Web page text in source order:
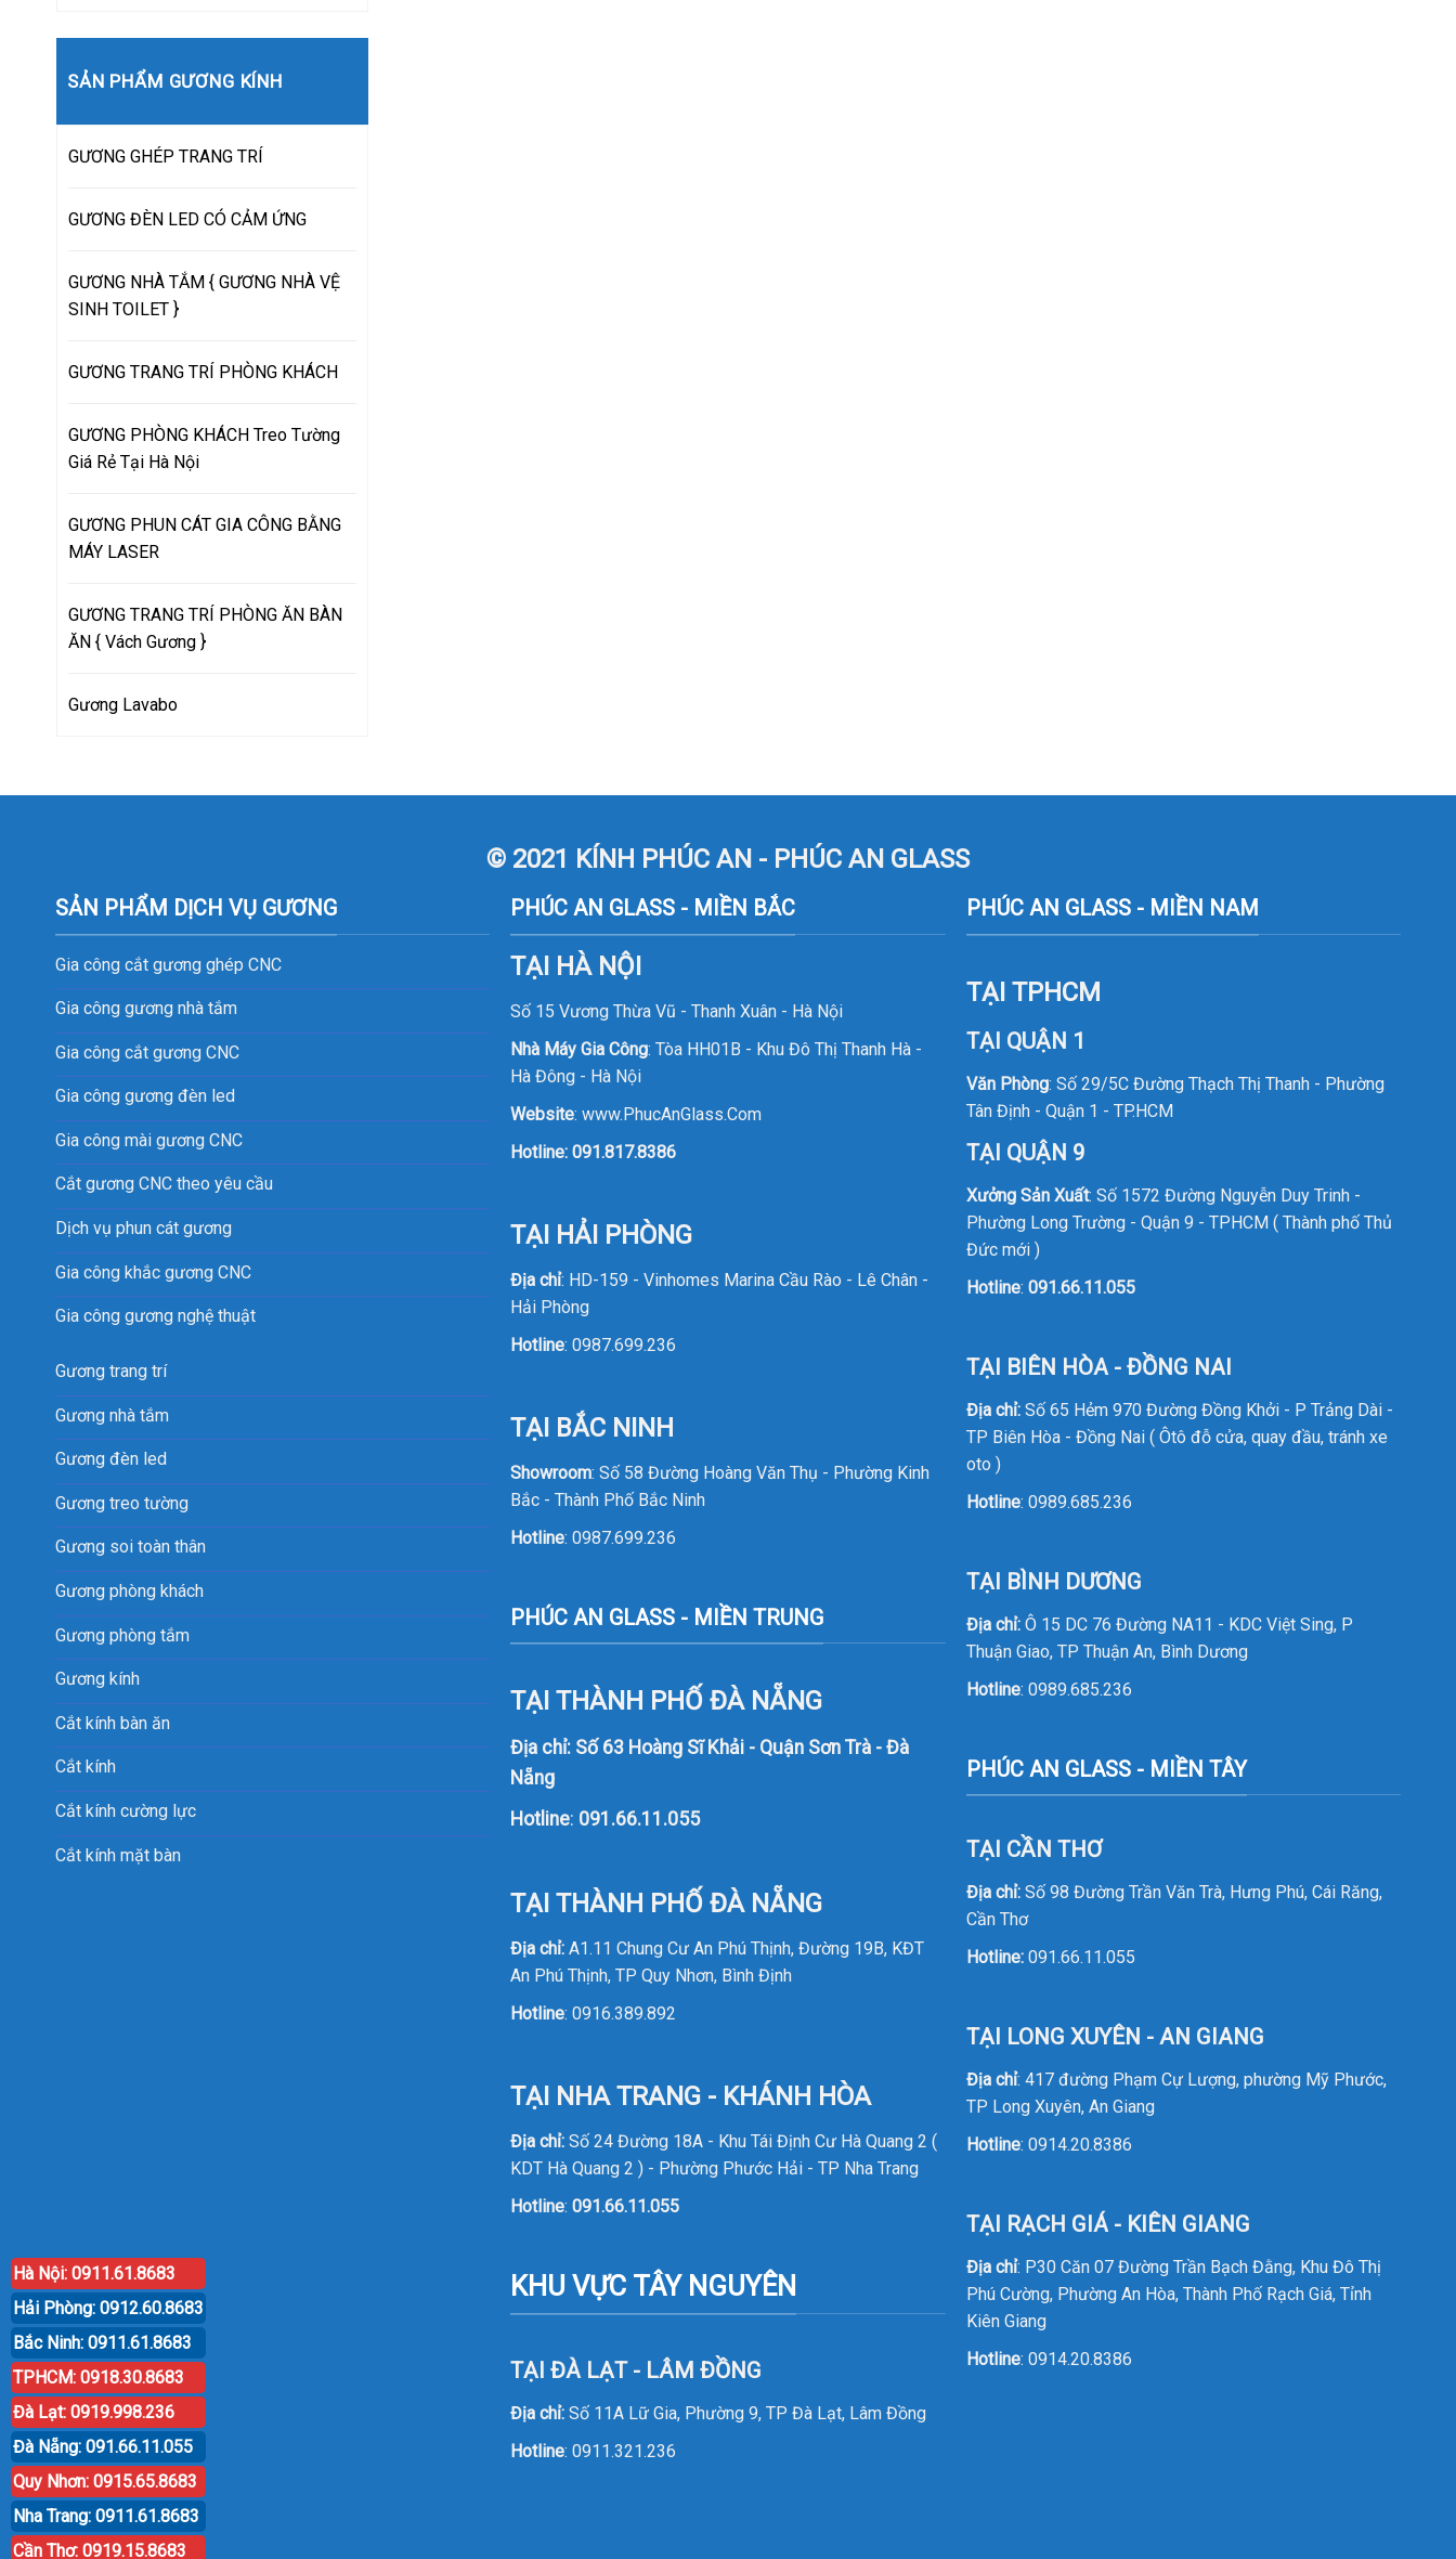
SẢN PHẨM GƯƠNG KÍNH
GƯƠNG GHÉP TRANG TRÍ
GƯƠNG ĐÈN LED CÓ CẢM ỨNG
GƯƠNG NHÀ TẮM { GƯƠNG NHÀ VỆ
SINH TOILET }
GƯƠNG TRANG TRÍ PHÒNG KHÁCH
GƯƠNG PHÒNG KHÁCH Treo Tường
Giá Rẻ Tại Hà Nội
GƯƠNG PHUN CÁT GIA CÔNG BẰNG
MÁY LASER
GƯƠNG TRANG TRÍ PHÒNG ĂN BÀN
ĂN { Vách Gương }
Gương Lavabo
© 2021 KÍNH PHÚC AN - PHÚC AN GLASS
SẢN PHẨM DỊCH VỤ GƯƠNG
Gia công cắt gương ghép CNC
Gia công gương nhà tắm
Gia công cắt gương CNC
Gia công gương đèn led
Gia công mài gương CNC
Cắt gương CNC theo yêu cầu
Dịch vụ phun cát gương
Gia công khắc gương CNC
Gia công gương nghệ thuật
Gương trang trí
Gương nhà tắm
Gương đèn led
Gương treo tường
Gương soi toàn thân
Gương phòng khách
Gương phòng tắm
Gương kính
Cắt kính bàn ăn
Cắt kính
Cắt kính cường lực
Cắt kính mặt bàn
PHÚC AN GLASS - MIỀN BẮC
TẠI HÀ NỘI
Số 15 Vương Thừa Vũ - Thanh Xuân - Hà Nội
Nhà Máy Gia Công: Tòa HH01B - Khu Đô Thị Thanh Hà -
Hà Đông - Hà Nội
Website:www.PhucAnGlass.Com
Hotline:091.817.8386
TẠI HẢI PHÒNG
Địa chỉ: HD-159 - Vinhomes Marina Cầu Rào - Lê Chân -
Hải Phòng
Hotline:0987.699.236
TẠI BẮC NINH
Showroom: Số 58 Đường Hoàng Văn Thụ - Phường Kinh
Bắc - Thành Phố Bắc Ninh
Hotline:0987.699.236
PHÚC AN GLASS - MIỀN TRUNG
TẠI THÀNH PHỐ ĐÀ NẴNG
Địa chỉ: Số 63 Hoàng Sĩ Khải - Quận Sơn Trà - Đà
Nẵng
Hotline: 091.66.11.055
TẠI THÀNH PHỐ ĐÀ NẴNG
Địa chỉ: A1.11 Chung Cư An Phú Thịnh, Đường 19B, KĐT
An Phú Thịnh, TP Quy Nhơn, Bình Định
Hotline:0916.389.892
TẠI NHA TRANG - KHÁNH HÒA
Địa chỉ:Số 24 Đường 18A - Khu Tái Định Cư Hà Quang 2 (
KDT Hà Quang 2 ) - Phường Phước Hải - TP Nha Trang
Hotline:091.66.11.055
KHU VỰC TÂY NGUYÊN
TẠI ĐÀ LẠT - LÂM ĐỒNG
Địa chỉ: Số 11A Lữ Gia, Phường 9, TP Đà Lạt, Lâm Đồng
Hotline:0911.321.236
PHÚC AN GLASS - MIỀN NAM
TẠI TPHCM
TẠI QUẬN 1
Văn Phòng: Số 29/5C Đường Thạch Thị Thanh - Phường
Tân Định - Quận 1 - TP.HCM
TẠI QUẬN 9
Xưởng Sản Xuất: Số 1572 Đường Nguyễn Duy Trinh -
Phường Long Trường - Quận 9 - TPHCM ( Thành phố Thủ
Đức mới )
Hotline:091.66.11.055
TẠI BIÊN HÒA - ĐỒNG NAI
Địa chỉ: Số 65 Hẻm 970 Đường Đồng Khởi - P Trảng Dài -
TP Biên Hòa - Đồng Nai ( Ôtô đỗ cửa, quay đầu, tránh xe
oto )
Hotline:0989.685.236
TẠI BÌNH DƯƠNG
Địa chỉ: Ô 15 DC 76 Đường NA11 - KDC Việt Sing, P
Thuận Giao, TP Thuận An, Bình Dương
Hotline:0989.685.236
PHÚC AN GLASS - MIỀN TÂY
TẠI CẦN THƠ
Địa chỉ: Số 98 Đường Trần Văn Trà, Hưng Phú, Cái Răng,
Cần Thơ
Hotline: 091.66.11.055
TẠI LONG XUYÊN - AN GIANG
Địa chỉ: 417 đường Phạm Cự Lượng, phường Mỹ Phước,
TP Long Xuyên, An Giang
Hotline:0914.20.8386
TẠI RẠCH GIÁ - KIÊN GIANG
Địa chỉ: P30 Căn 07 Đường Trần Bạch Đằng, Khu Đô Thị
Phú Cường, Phường An Hòa, Thành Phố Rạch Giá, Tỉnh
Kiên Giang
Hotline:0914.20.8386
Hà Nội: 0911.61.8683
Hải Phòng: 0912.60.8683
Bắc Ninh: 0911.61.8683
TPHCM: 0918.30.8683
Đà Lạt: 0919.998.236
Đà Nẵng: 091.66.11.055
Quy Nhơn: 0915.65.8683
Nha Trang: 0911.61.8683
Cần Thơ: 0919.15.8683